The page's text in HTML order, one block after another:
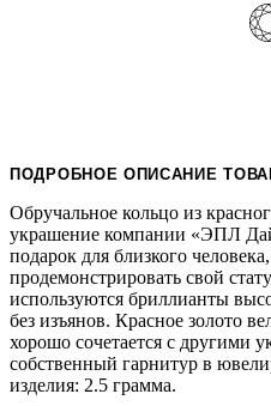
ПОДРОБНОЕ ОПИСАНИЕ
Обручальное кольцо из
украшение компании «ЭПЛ
подарок для близкого
продемонстрировать свой
используются бриллианты
без изъянов. Красное золото
хорошо сочетается с другими
собственный гарнитур в
изделия: 2.5 грамма.